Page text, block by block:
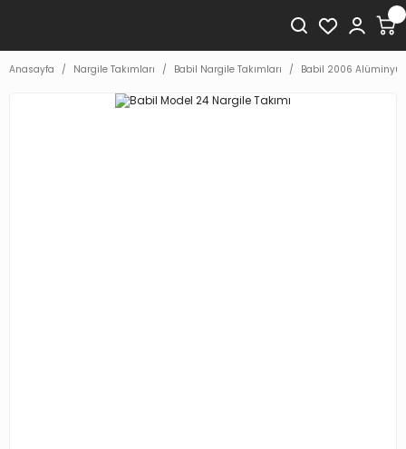
Anasayfa Nargile Takımları Babil Nargile Takımları Babil 2006